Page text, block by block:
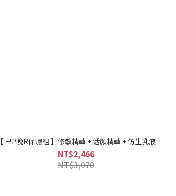
【 早P晚R保濕組 】修敏精華 + 活顏精華 + 仿生乳液
NT$2,466
NT$3,070